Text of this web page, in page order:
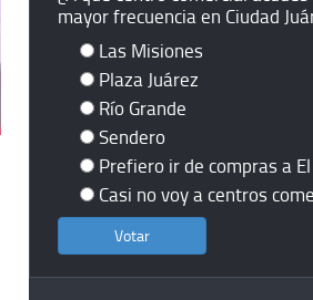
mayor frecuencia en Ciudad
Las Misiones
Plaza Juárez
Río Grande
Sendero
Prefiero ir de compras a
Casi no voy a centros